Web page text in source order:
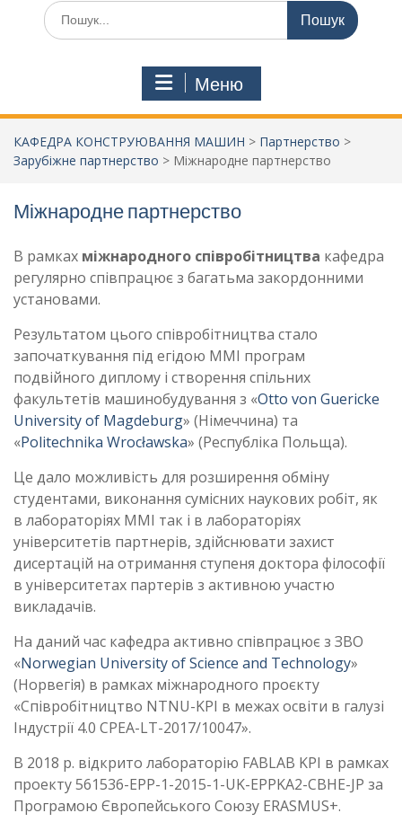
Шукати:
Меню
КАФЕДРА КОНСТРУЮВАННЯ МАШИН > Партнерство >
Зарубіжне партнерство > Міжнародне партнерство
Міжнародне партнерство
В рамках міжнародного співробітництва кафедра
регулярно співпрацює з багатьма закордонними
установами.
Результатом цього співробітництва стало
започаткування під егідою ММІ програм
подвійного диплому і створення спільних
факультетів машинобудування з «Otto von Guericke
University of Magdeburg» (Німеччина) та
«Politechnika Wrocławska» (Республіка Польща).
Це дало можливість для розширення обміну
студентами, виконання сумісних наукових робіт, як
в лабораторіях ММІ так і в лабораторіях
університетів партнерів, здійснювати захист
дисертацій на отримання ступеня доктора філософії
в університетах партерів з активною участю
викладачів.
На даний час кафедра активно співпрацює з ЗВО
«Norwegian University of Science and Technology»
(Норвегія) в рамках міжнародного проєкту
«Співробітництво NTNU-KPI в межах освіти в галузі
Індустрії 4.0 CPEA-LT-2017/10047».
В 2018 р. відкрито лабораторію FABLAB KPI в рамках
проекту 561536-EPP-1-2015-1-UK-EPPKA2-CBHE-JP за
Програмою Європейського Союзу ERASMUS+.